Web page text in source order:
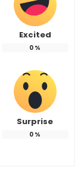
Excited
0 %
Surprise
0 %